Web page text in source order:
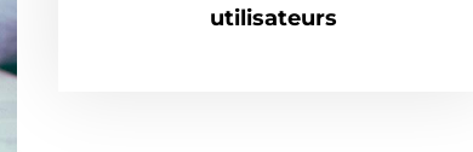
utilisateurs